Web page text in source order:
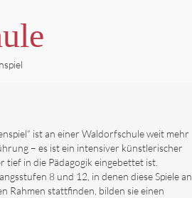
ist an einer Waldorfschule weit mehr
– es ist ein intensiver künstlerischer
tief in die Pädagogik eingebettet ist.
8 und 12, in denen diese Spiele an
Rahmen stattfinden, bilden sie einen